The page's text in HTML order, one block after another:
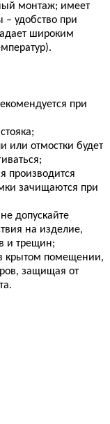
монтаж; имеет
удобство при
широким
при
или отмостки будет
производится
зачищаются при
допускайте
на изделие,
и трещин;
крытом помещении,
защищая от